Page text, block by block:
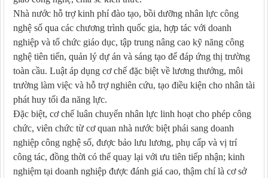
Nhà nước hỗ trợ kinh phí đào tạo, bồi dưỡng nhân lực công
nghệ số qua các chương trình quốc gia, hợp tác với doanh
nghiệp và tổ chức giáo dục, tập trung nâng cao kỹ năng công
nghệ tiên tiến, quản lý dự án và sáng tạo để đáp ứng thị trường
toàn cầu. Luật áp dụng cơ chế đặc biệt về lương thưởng, môi
trường làm việc và hỗ trợ nghiên cứu, tạo điều kiện cho nhân tài
phát huy tối đa năng lực.
Đặc biệt, cơ chế luân chuyển nhân lực linh hoạt cho phép công
chức, viên chức từ cơ quan nhà nước biệt phái sang doanh
nghiệp công nghệ số, được bảo lưu lương, phụ cấp và vị trí
công tác, đồng thời có thể quay lại với ưu tiên tiếp nhận; kinh
nghiệm tại doanh nghiệp được đánh giá cao, thậm chí là cơ sở